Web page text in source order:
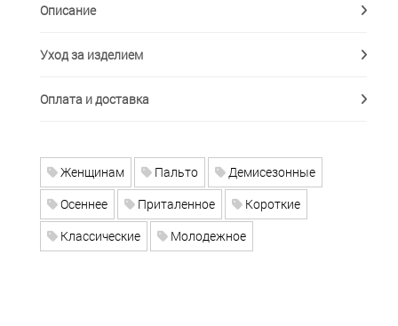
Описание
Уход за изделием
Оплата и доставка
Женщинам Пальто
Демисезонные
Осеннее
Приталенное
Короткие
Классические
Молодежное